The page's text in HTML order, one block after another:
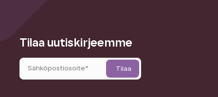
Tilaa uutiskirjeemme